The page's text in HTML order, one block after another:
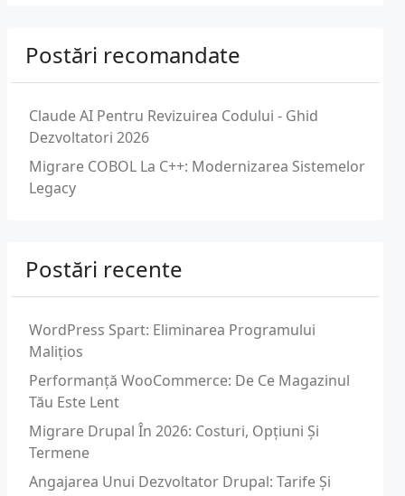
Postări recomandate
Claude AI Pentru Revizuirea Codului - Ghid
Dezvoltatori 2026
Migrare COBOL La C++: Modernizarea Sistemelor
Legacy
Postări recente
WordPress Spart: Eliminarea Programului
Malițios
Performanță WooCommerce: De Ce Magazinul
Tău Este Lent
Migrare Drupal În 2026: Costuri, Opțiuni Și
Termene
Angajarea Unui Dezvoltator Drupal: Tarife Și